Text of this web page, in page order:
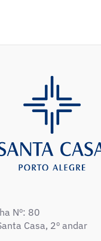
Nº: 80
Casa, 2º andar